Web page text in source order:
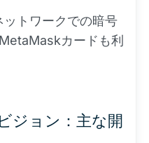
トワークでの暗号
カードも利
ジョン：主な開